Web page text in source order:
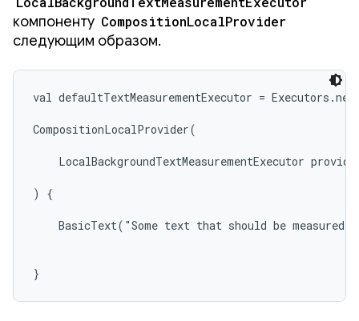
компоненту CompositionLocalProvider
следующим образом.
val defaultTextMeasurementExecutor =
CompositionLocalProvider(
LocalBackgroundTextMeasurementExecutor
) {
BasicText("Some text that should be measured
}